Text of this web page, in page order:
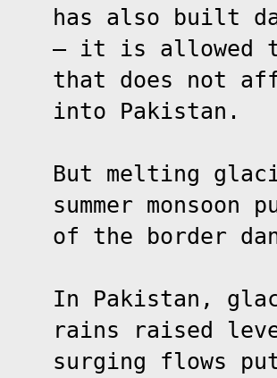
has also built
– it is allowed
that does not
into Pakistan.
But melting
summer
of the border
In Pakistan,
rains raised
surging flows